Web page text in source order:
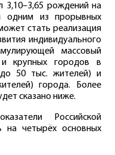
3,10–3,65 рождений на
из прорывных
стать реализация
индивидуального
массовый
крупных городов в
50 тыс. жителей) и
города. Более
сказано ниже.
Российской
на четырёх основных